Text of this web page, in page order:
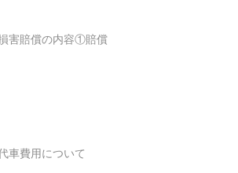
害賠償の内容①賠償
車費用について